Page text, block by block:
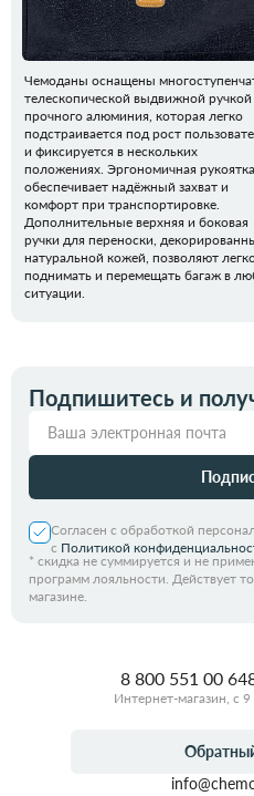
Чемоданы оснащены
телескопической выдвижной ручкой
прочного алюминия, которая легко
подстраивается под рост
и фиксируется в нескольких
положениях. Эргономичная рукоятка
обеспечивает надёжный захват и
комфорт при транспортировке.
Дополнительные верхняя и боковая
ручки для переноски,
натуральной кожей, позволяют
поднимать и перемещать багаж в
ситуации.
Подпишитесь и
Согласен с обработкой
с Политикой
* скидка не суммируется и не
программ лояльности. Действует
магазине.
8 800 551 00 64
Интернет-магазин, с